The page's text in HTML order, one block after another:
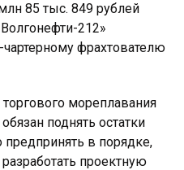
85 тыс. 849 рублей
212»
фрахтователю
мореплавания
поднять остатки
в порядке,
проектную